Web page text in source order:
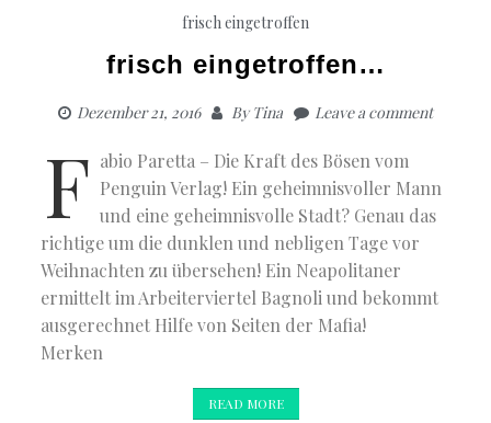
frisch eingetroffen
frisch eingetroffen…
Dezember 21, 2016 ByTina Leave a comment
F abio Paretta – Die Kraft des Bösen vom
Penguin Verlag! Ein geheimnisvoller Mann
und eine geheimnisvolle Stadt? Genau das
richtige um die dunklen und nebligen Tage vor
Weihnachten zu übersehen! Ein Neapolitaner
ermittelt im Arbeiterviertel Bagnoli und bekommt
ausgerechnet Hilfe von Seiten der Mafia!
Merken
READ MORE